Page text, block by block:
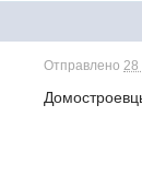
Отправлено28